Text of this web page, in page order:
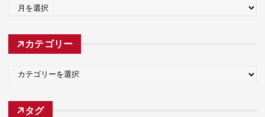
カ
カテゴリー
ゴ
タグ